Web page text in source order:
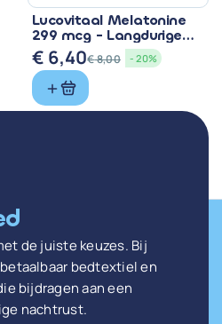
Lucovitaal Melatonine
299 mcg - Langdurige
Werkzaamheid
€8,00
Oorspronkelijke
prijs
was:
€ 6,40
Huidige
prijs
is:
- 20%
de juiste keuzes. Bij
bedtextiel en
bijdragen aan een
nachtrust.